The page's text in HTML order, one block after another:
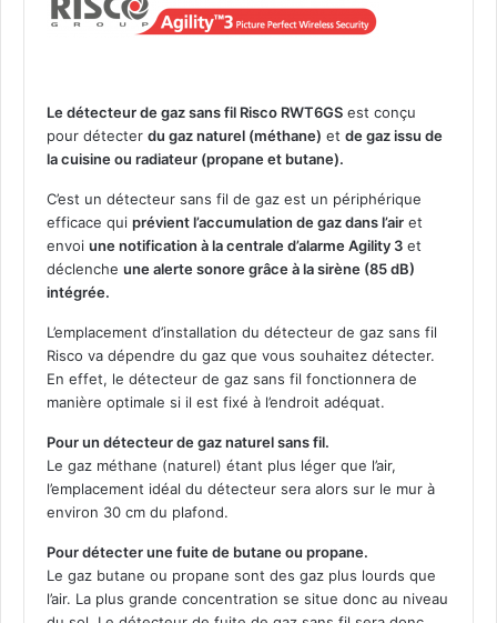
Le détecteur de gaz sans fil Risco RWT6GS est conçu
pour détecter du gaz naturel (méthane) et de gaz issu de
la cuisine ou radiateur (propane et butane).
C’est un détecteur sans fil de gaz est un périphérique
efficace qui prévient l’accumulation de gaz dans l’air et
envoi une notification à la centrale d’alarme Agility 3 et
déclenche une alerte sonore grâce à la sirène (85 dB)
intégrée.
L’emplacement d’installation du détecteur de gaz sans fil
Risco va dépendre du gaz que vous souhaitez détecter.
En effet, le détecteur de gaz sans fil fonctionnera de
manière optimale si il est fixé à l’endroit adéquat.
Pour un détecteur de gaz naturel sans fil.
Le gaz méthane (naturel) étant plus léger que l’air,
l’emplacement idéal du détecteur sera alors sur le mur à
environ 30 cm du plafond.
Pour détecter une fuite de butane ou propane.
Le gaz butane ou propane sont des gaz plus lourds que
l’air. La plus grande concentration se situe donc au niveau